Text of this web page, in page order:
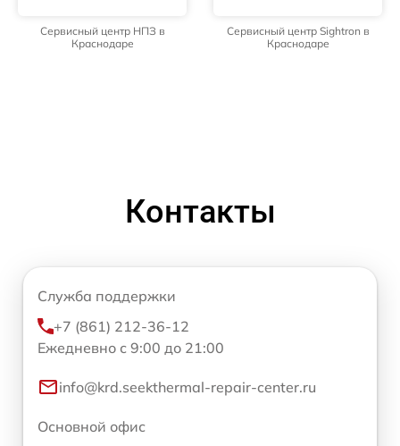
Сервисный центр НПЗ в
Краснодаре
Сервисный центр Sightron в
Краснодаре
Контакты
Служба поддержки
+7 (861) 212-36-12
Ежедневно с 9:00 до 21:00
info@krd.seekthermal-repair-center.ru
Основной офис